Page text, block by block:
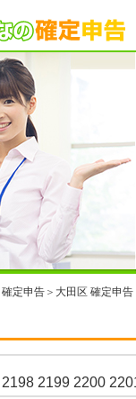
定申告 ＞ 大田区 確定申告
2198 2199 2200